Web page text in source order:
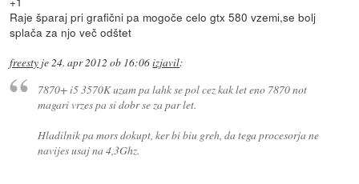
Raje šparaj pri grafični pa mogoče celo gtx 580 vzemi,se bolj
splača za njo več odštet
freesty je24. apr 2012 ob 16:06izjavil:
7870+ i5 3570K uzam pa lahk se pol cez kak let eno 7870 not
magari vrzes pa si dobr se za par let.
Hladilnik pa mors dokupt, ker bi biu greh, da tega procesorja ne
navijes usaj na 4,3Ghz.